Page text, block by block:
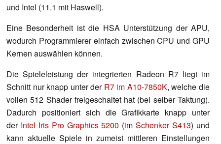
und Intel (11.1 mit Haswell).
Eine Besonderheit ist die HSA Unterstützung der APU,
wodurch Programmierer einfach zwischen CPU und GPU
Kernen auswählen können.
Die Spieleleistung der integrierten Radeon R7 liegt im
Schnitt nur knapp unter der R7 im A10-7850K, welche die
vollen 512 Shader freigeschaltet hat (bei selber Taktung).
Dadurch positioniert sich die Grafikkarte knapp unter
der Intel Iris Pro Graphics 5200 (imSchenker S413) und
kann aktuelle Spiele in zumeist mittleren Einstellungen